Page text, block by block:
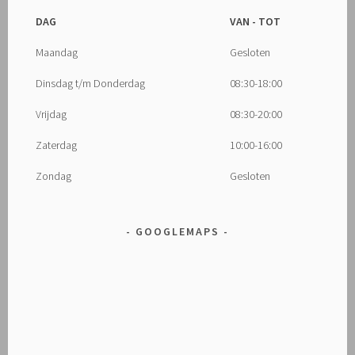
DAG VAN - TOT
Maandag Gesloten
Dinsdag t/m Donderdag 08:30-18:00
Vrijdag 08:30-20:00
Zaterdag 10:00-16:00
Zondag Gesloten
GOOGLEMAPS